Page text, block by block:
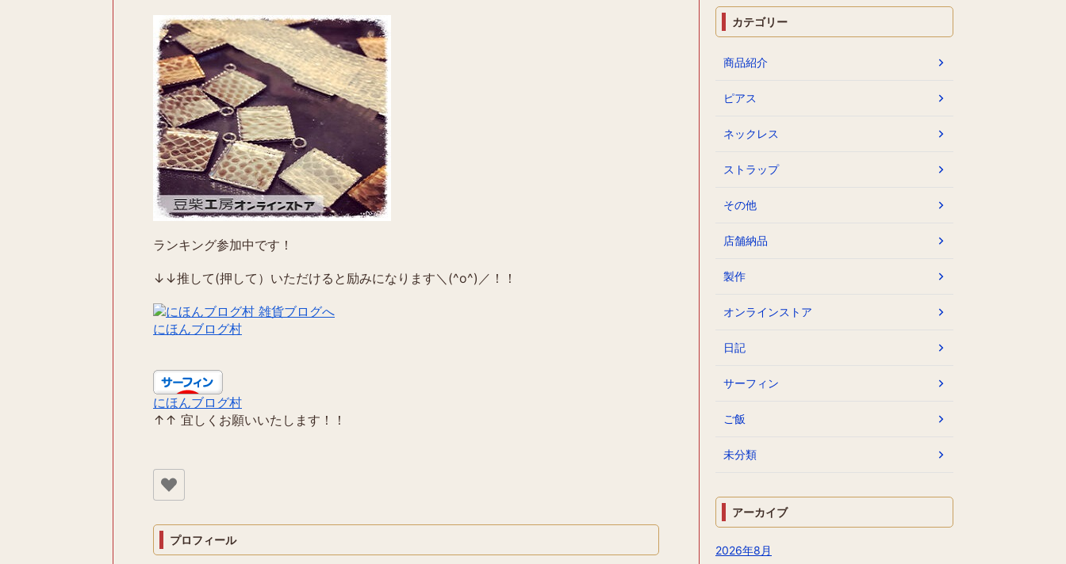
ランキング参加中です！
↓↓推して(押して）いただけると励みになります＼(^o^)／！！
にほんブログ村
にほんブログ村
↑↑ 宜しくお願いいたします！！
プロフィール
カテゴリー
商品紹介
ピアス
ネックレス
ストラップ
その他
店舗納品
製作
オンラインストア
日記
サーフィン
ご飯
未分類
アーカイブ
2026年8月